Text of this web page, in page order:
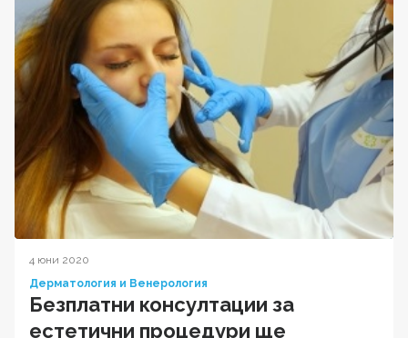
4 юни 2020
Дерматология и Венерология
Безплатни консултации за
естетични процедури ще